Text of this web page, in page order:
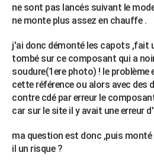
Alimentation
Guide de la santé
Maladies
Médicaments
Sommeil
VOYAGE
Destinations
City break
Voyage nature
Voyage de noces
Forum
Climat
+PHOTO
GUIDES D'ACHAT
BONS PLANS
CARTE DE VOEUX
Carte de Noël
Carte Bonne année
Carte Saint-Valentin
Carte Pâques
Carte d'anniversaire
DICTIONNAIRE
ne sont pas lancés suivant le
ne monte plus assez en chauffe .
j'ai donc démonté les capots ,fait
tombé sur ce composant qui a
soudure(1ere photo) ! le problème
cette référence ou alors avec des
contre cdé par erreur le
car sur le site il y avait une erreur
ma question est donc ,puis
il un risque ?